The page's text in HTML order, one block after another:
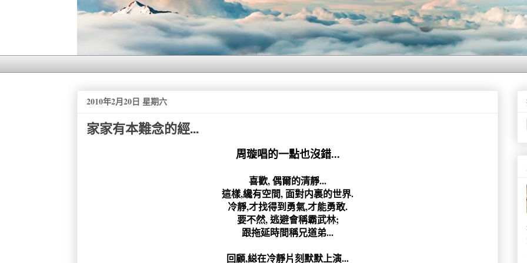
2010年2月20日 星期六
家家有本難念的經...
周璇唱的一點也沒錯...
喜歡, 偶爾的清靜...
這樣,纔有空間, 面對内裏的世界.
冷靜,才找得到勇氣,才能勇敢.
要不然, 逃避會稱霸武林;
跟拖延時間稱兄道弟...
回顧,縂在冷靜片刻默默上演...